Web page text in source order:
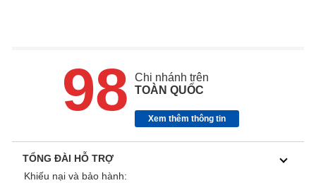
98
Chi nhánh trên
TOÀN QUỐC
Xem thêm thông tin
TỔNG ĐÀI HỖ TRỢ
Khiếu nại và bảo hành: